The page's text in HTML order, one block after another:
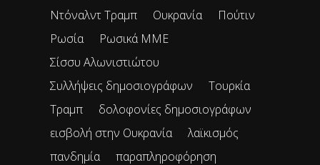
Ντόναλντ Τραμπ
Ουκρανία
Πούτιν
Ρωσία
Ρωσικά ΜΜΕ
Σίσσυ Αλωνιστιώτου
Συλλήψεις δημοσιογράφων
Τουρκία
Τραμπ
δολοφονίες δημοσιογράφων
εισβολή στην Ουκρανία
λαϊκισμός
πανδημία
παραπληροφόρηση